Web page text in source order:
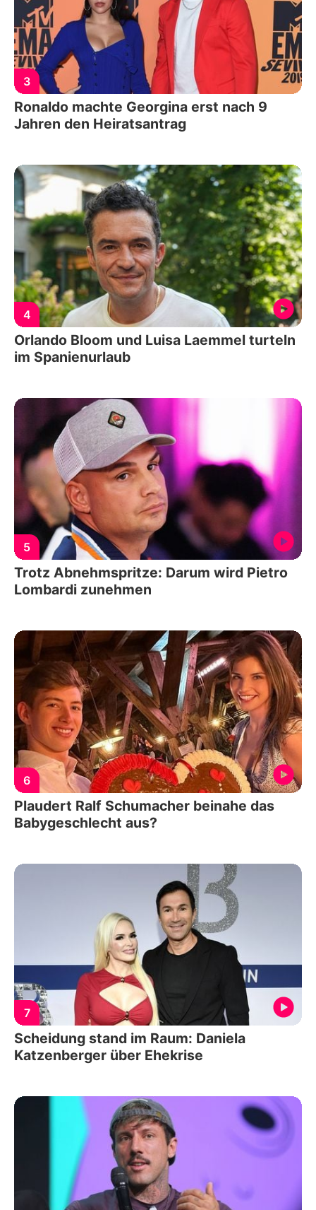
3
Ronaldo machte Georgina erst nach 9
Jahren den Heiratsantrag
4
Orlando Bloom und Luisa Laemmel turteln
im Spanienurlaub
5
Trotz Abnehmspritze: Darum wird Pietro
Lombardi zunehmen
6
Plaudert Ralf Schumacher beinahe das
Babygeschlecht aus?
7
Scheidung stand im Raum: Daniela
Katzenberger über Ehekrise